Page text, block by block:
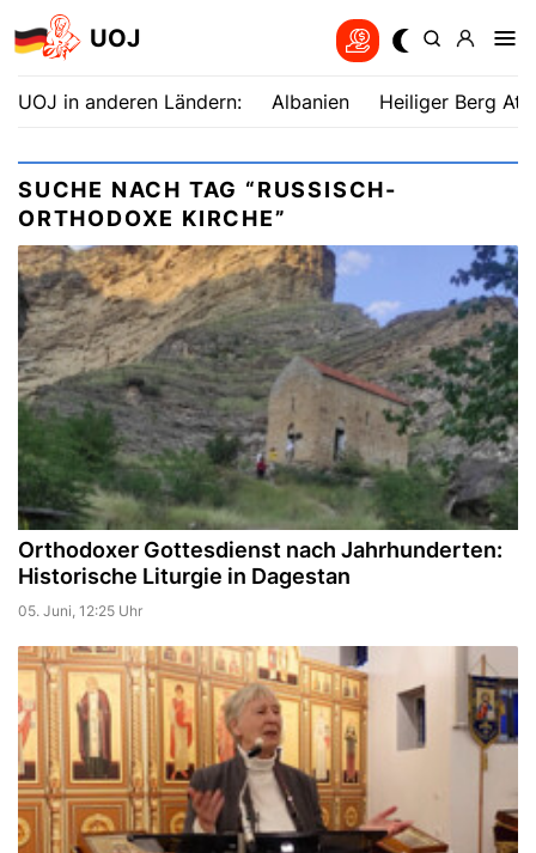
UOJ
UOJ in anderen Ländern: Albanien Heiliger Berg
SUCHE NACH TAG “RUSSISCH-
ORTHODOXE KIRCHE”
Orthodoxer Gottesdienst nach Jahrhunderten:
Historische Liturgie in Dagestan
05. Juni, 12:25 Uhr